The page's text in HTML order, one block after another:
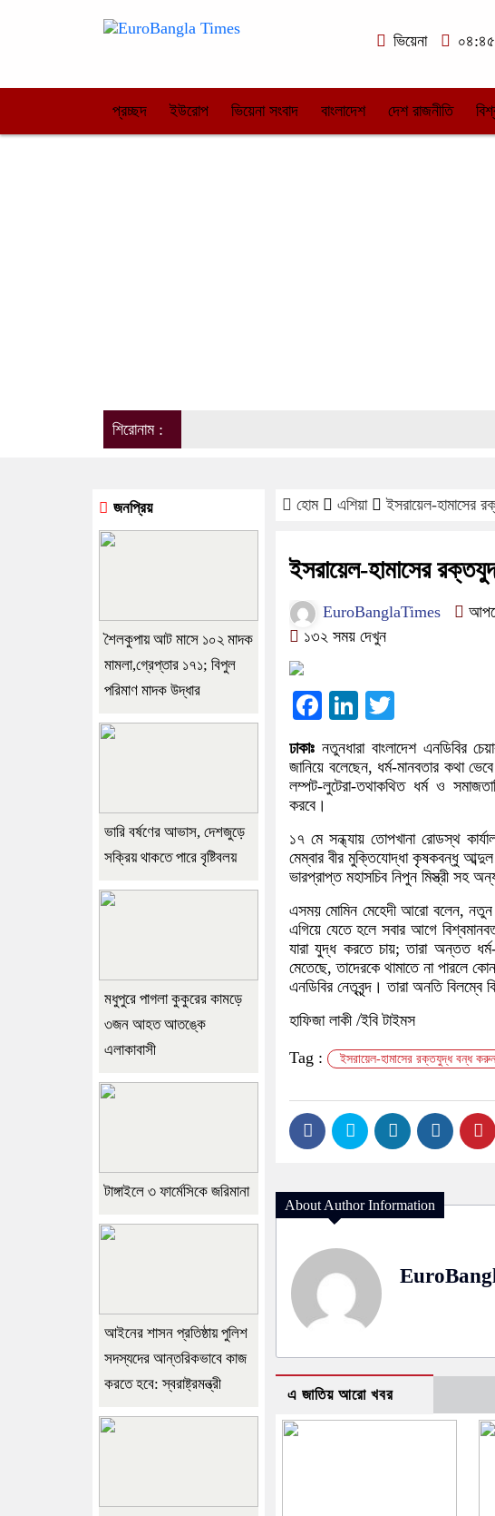
ভিয়েনা
০৪:৪৫
প্রচ্ছদ ইউরোপ ভিয়েনা সংবাদ বাংলাদেশ দেশ রাজনীতি
শিরোনাম :
হোম এশিয়া ইসরায়েল-হামাসের
ইসরায়েল-হামাসের
EuroBanglaTimes
১৩২ সময় দেখুন
Facebook
LinkedIn
ঢাকাঃ নতুনধারা বাংলাদেশ এনডিবির
জানিয়ে বলেছেন, ধর্ম-মানবতার কথা
লম্পট-লুটেরা-তথাকথিত ধর্ম ও
করবে।
১৭ মে সন্ধ্যায় তোপখানা রোডস্থ
মেম্বার বীর মুক্তিযোদ্ধা কৃষকবন্ধু
ভারপ্রাপ্ত মহাসচিব নিপুন মিস্ত্রী সহ
এসময় মোমিন মেহেদী আরো বলেন, নতুন
এগিয়ে যেতে হলে সবার আগে
যারা যুদ্ধ করতে চায়; তারা অন্তত
মেতেছে, তাদেরকে থামাতে না পারলে
এনডিবির নেতৃবৃন্দ। তারা অনতি বিলম্বে
হাফিজা লাকী /ইবি টাইমস
Tag : ইসরায়েল-হামাসের রক্তযুদ্ধ বন্ধ করুন
About Author Information
এ জাতিয় আরো খবর
জনপ্রিয়
শৈলকুপায় আট মাসে ১০২ মাদক
মামলা,গ্রেপ্তার ১৭১; বিপুল
পরিমাণ মাদক উদ্ধার
ভারি বর্ষণের আভাস, দেশজুড়ে
সক্রিয় থাকতে পারে বৃষ্টিবলয়
মধুপুরে পাগলা কুকুরের কামড়ে
৩জন আহত আতঙ্কে
এলাকাবাসী
টাঙ্গাইলে ৩ ফার্মেসিকে জরিমানা
আইনের শাসন প্রতিষ্ঠায় পুলিশ
সদস্যদের আন্তরিকভাবে কাজ
করতে হবে: স্বরাষ্ট্রমন্ত্রী